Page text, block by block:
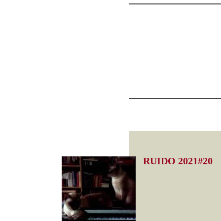
RUIDO 2021#20